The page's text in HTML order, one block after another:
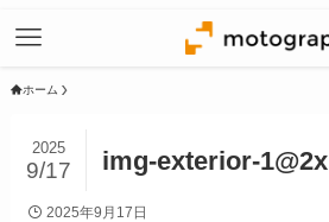
ホーム
img-exterior-1@2x
2025
9/17
2025年9月17日